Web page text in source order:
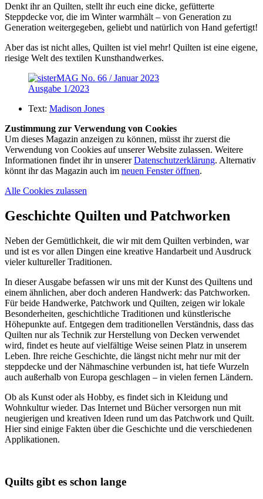
Denkt ihr an Quilten, stellt ihr euch eine dicke, gefütterte
Steppdecke vor, die im Winter warmhält – von Generation zu
Generation weitergegeben, geliebt und natürlich von Hand gefertigt!
Aber das ist nicht alles, Quilten ist viel mehr! Quilten ist eine eigene,
riesige Welt des textilen Kunsthandwerkes.
Ausgabe 1/2023
Text: Madison Jones
Zustimmung zur Verwendung von Cookies
Um dieses Magazin anzeigen zu können, müsst ihr zuerst die
Verwendung von Cookies auf unserer Website zulassen. Weitere
Informationen findet ihr in unsererDatenschutzerklärung. Alternativ
könnt ihr das Magazin auch im neuen Fenster öffnen.
Alle Cookies zulassen
Geschichte Quilten und Patchworken
Neben der Gemütlichkeit, die wir mit dem Quilten verbinden, war
und ist es vor allen Dingen eine kreative Handarbeit und Ausdruck
vieler kultureller Traditionen.
In dieser Ausgabe befassen wir uns mit der Kunst des Quiltens und
einem ähnlichen, aber doch anderen Handwerk: das Patchworken.
Für beide Handwerke, Patchwork und Quilten, zeigen wir lokale
Besonderheiten, geschichtliche Traditionen und künstlerische
Höhepunkte auf. Entgegen dem traditionellen Verständnis, dass das
Quilten nur als Technik zur Herstellung von Decken verwendet
wird, findet es heute auf vielfältige Weise seinen Platz in unserem
Leben. Ihre reiche Geschichte, die längst nicht mehr nur mit der
steppdecke und der Nähmaschine verbunden ist, hat tiefe Wurzeln
auch außerhalb von Europa geschlagen – in vielen fernen Ländern.
Ob als Kunst oder als Hobby, es findet sich in Kleidung und
Wohnkultur wieder. Das Internet und Bücher versorgen nun mit
neugierigen und kreativen Ideen rund um das Patchwork und Quilt.
Hier sind einige Fakten über die Geschichte und die verschiedenen
Applikationen.
Quilts gibt es schon lange